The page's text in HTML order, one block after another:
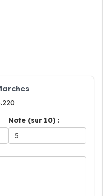
Note (sur 10) :